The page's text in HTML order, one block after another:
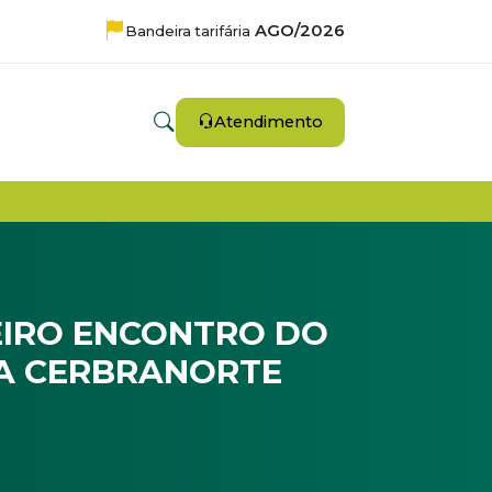
Bandeira tarifária AGO/2026
Atendimento
ENCONTRO DO
CERBRANORTE
Cooperativistas da Cerbranorte